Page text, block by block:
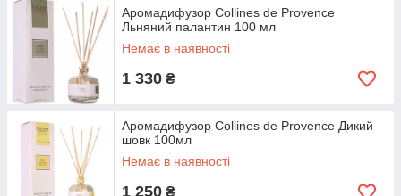
Аромадифузор Collines de Provence
Льняний палантин 100 мл
Немає в наявності
1 330 ₴
Аромадифузор Collines de Provence Дикий
шовк 100мл
Немає в наявності
1 250 ₴